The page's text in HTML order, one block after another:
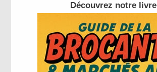
Découvrez notre livre